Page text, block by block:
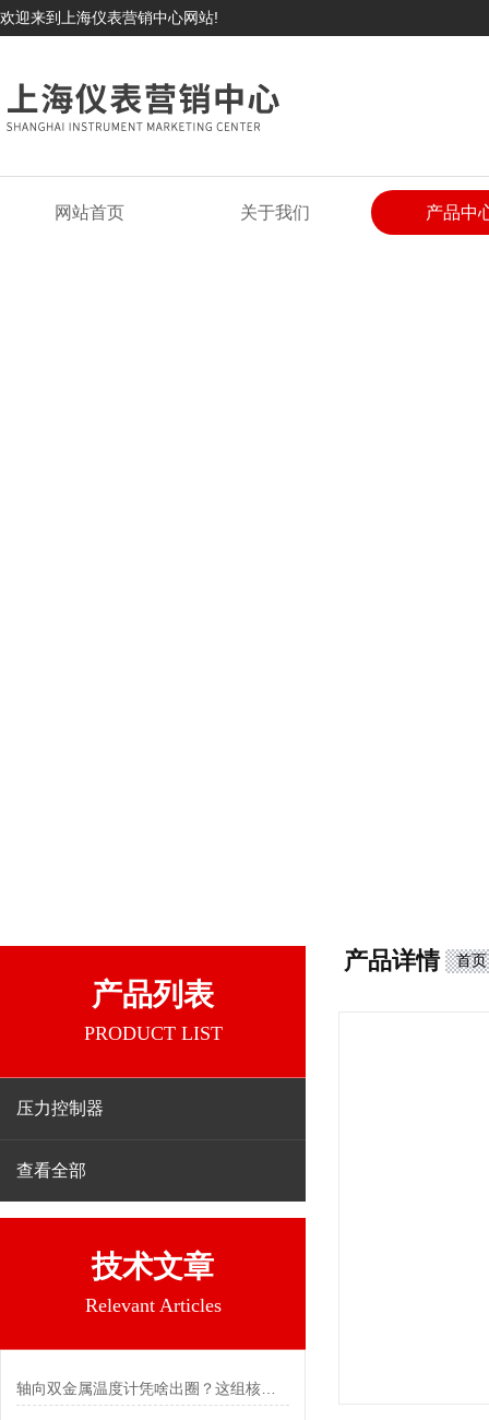
欢迎来到上海仪表营销中心网站!
网站首页 关于我们 产品中
产品列表
PRODUCT LIST
压力控制器
查看全部
技术文章
Relevant Articles
轴向双金属温度计凭啥出圈？这组核心特点给出了答案
产品详情 首页